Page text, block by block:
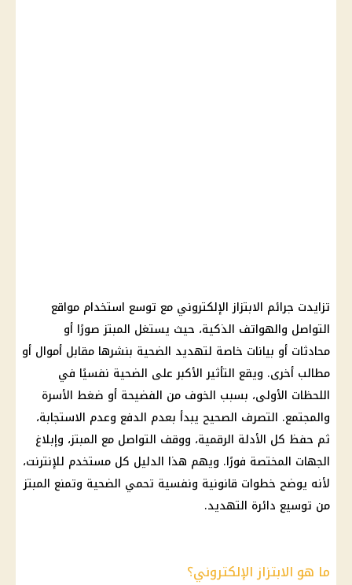
تزايدت جرائم الابتزاز الإلكتروني مع توسع استخدام مواقع
التواصل والهواتف الذكية، حيث يستغل المبتز صورًا أو
محادثات أو بيانات خاصة لتهديد الضحية بنشرها مقابل أموال أو
مطالب أخرى. ويقع التأثير الأكبر على الضحية نفسيًا في
اللحظات الأولى، بسبب الخوف من الفضيحة أو ضغط الأسرة
والمجتمع. التصرف الصحيح يبدأ بعدم الدفع وعدم الاستجابة،
ثم حفظ كل الأدلة الرقمية، ووقف التواصل مع المبتز، وإبلاغ
الجهات المختصة فورًا. ويهم هذا الدليل كل مستخدم للإنترنت،
لأنه يوضح خطوات قانونية ونفسية تحمي الضحية وتمنع المبتز
من توسيع دائرة التهديد.
ما هو الابتزاز الإلكتروني؟